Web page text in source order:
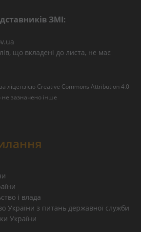
ЗМІ:
що вкладені до листа, не має
ліцензією Creative Commons Attribution 4.0
не зазначено інше
і влада
України з питань державної служби
України